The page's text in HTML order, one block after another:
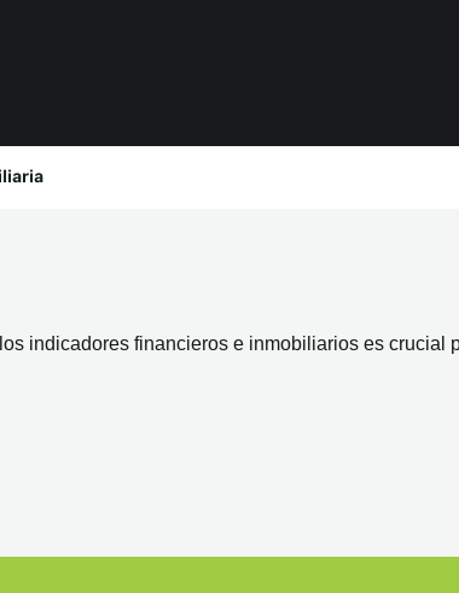
indicadores financieros e inmobiliarios es crucial